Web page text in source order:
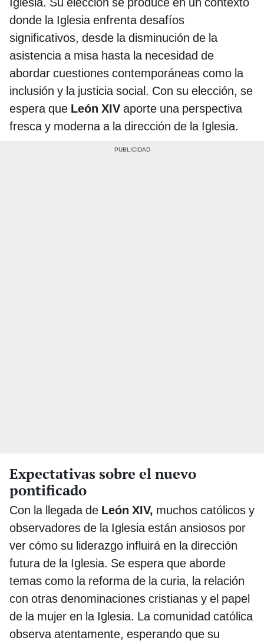
donde la Iglesia enfrenta desafíos
significativos, desde la disminución de la
asistencia a misa hasta la necesidad de
abordar cuestiones contemporáneas como la
inclusión y la justicia social. Con su elección, se
espera que León XIV aporte una perspectiva
fresca y moderna a la dirección de la Iglesia.
Expectativas sobre el nuevo
pontificado
Con la llegada de León XIV, muchos católicos y
observadores de la Iglesia están ansiosos por
ver cómo su liderazgo influirá en la dirección
futura de la Iglesia. Se espera que aborde
temas como la reforma de la curia, la relación
con otras denominaciones cristianas y el papel
de la mujer en la Iglesia. La comunidad católica
observa atentamente, esperando que su